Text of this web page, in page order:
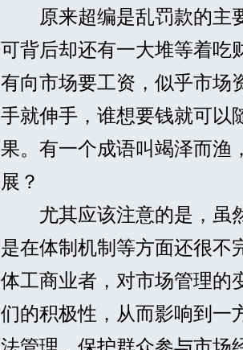
原来超编是乱罚款的主
可背后却还有一大堆等着吃
有向市场要工资，似乎市场
手就伸手，谁想要钱就可以
果。有一个成语叫竭泽而渔
展？
尤其应该注意的是，虽
是在体制机制等方面还很不
体工商业者，对市场管理的
们的积极性，从而影响到一